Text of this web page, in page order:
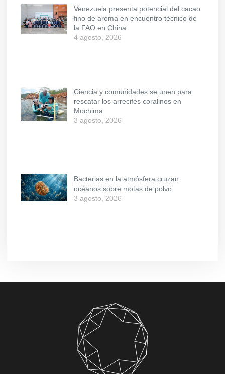
Venezuela presenta potencial del cacao
fino de aroma en encuentro técnico de
la FAO en China
4 agosto, 2026
Ciencia y comunidades se unen para
rescatar los arrecifes coralinos en
Mochima
3 agosto, 2026
Bacterias en la atmósfera cruzan
océanos sobre motas de polvo
3 agosto, 2026